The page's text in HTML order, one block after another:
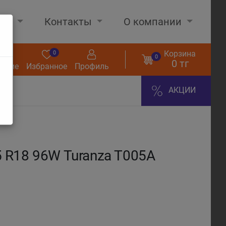
Контакты О компании
Избранное
0
Профиль
0 Корзина
0 тг
АКЦИИ
96W Turanza T005А